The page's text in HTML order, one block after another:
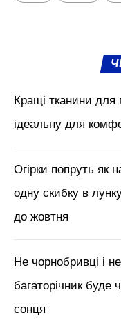
Кращі тканини для
ідеальну для
Огірки попруть як
одну скибку в
до жовтня
Не чорнобривці і
багаторічник буде
сонця